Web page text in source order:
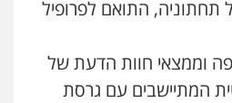
נהרי
לבן כלכלי פשיעה כלכלית
הליכי הסגרה
תחתוניה, התואם לפרופיל
וממצאי חוות הדעת של
המתיישבים עם גרסת